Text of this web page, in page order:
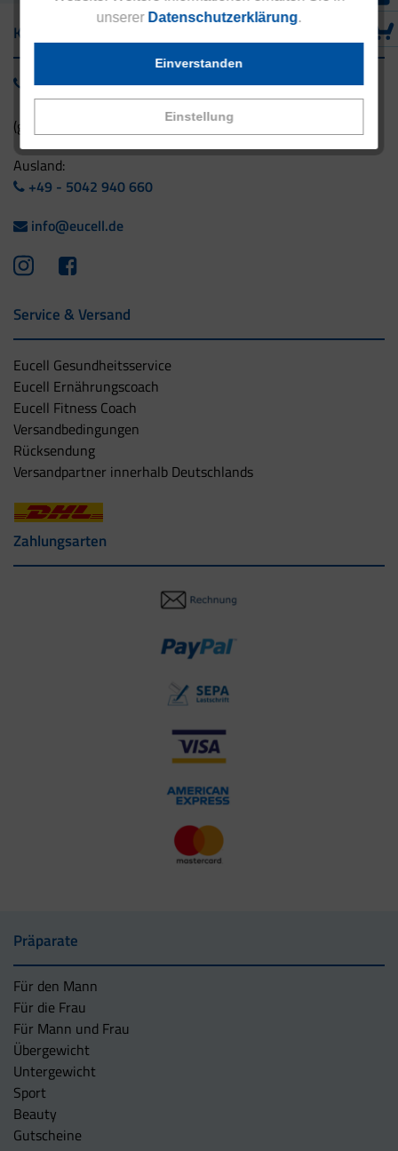
unserer Datenschutzerklärung.
Einstellung
Einverstanden
Kontakt
0800 - 1 38 23 55
(gebührenfrei aus Deutschland)
Ausland:
+49 - 5042 940 660
info@eucell.de
Service & Versand
Eucell Gesundheitsservice
Eucell Ernährungscoach
Eucell Fitness Coach
Versandbedingungen
Rücksendung
Versandpartner innerhalb Deutschlands
Zahlungsarten
Präparate
Für den Mann
Für die Frau
Für Mann und Frau
Übergewicht
Untergewicht
Sport
Beauty
Gutscheine